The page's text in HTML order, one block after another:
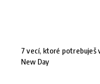
7 vecí, ktoré potrebuješ
New Day